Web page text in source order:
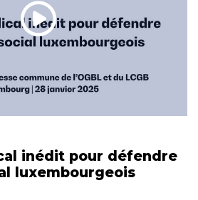
inédit pour défendre
luxembourgeois